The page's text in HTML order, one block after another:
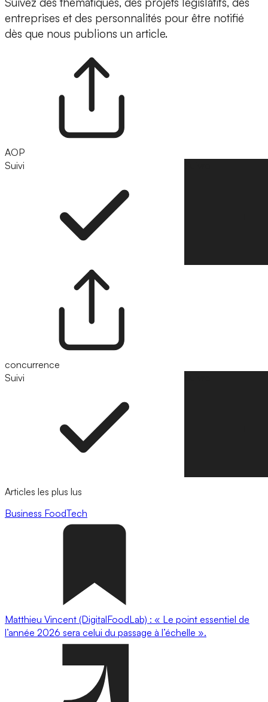
entreprises et des personnalités pour être notifié
dès que nous publions un article.
AOP
Suivi
concurrence
Suivi
Articles les plus lus
Business FoodTech
Matthieu Vincent (DigitalFoodLab) : « Le point essentiel de
l’année 2026 sera celui du passage à l’échelle ».